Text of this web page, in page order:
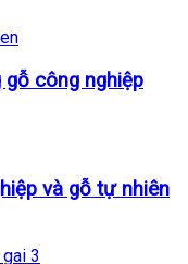
gỗ công nghiệp
và gỗ tự nhiên